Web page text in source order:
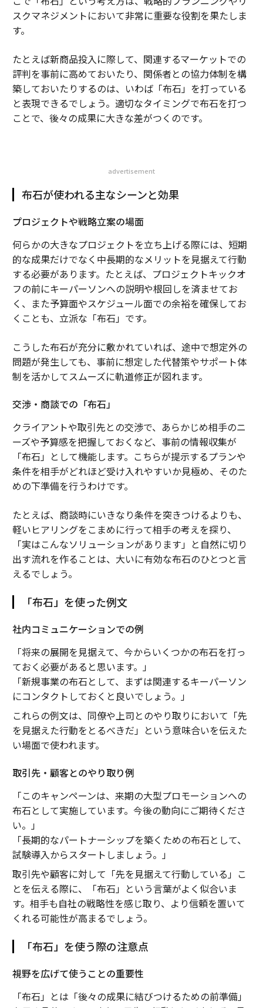
スクマネジメントにおいて非常に重要な役割を果たしま
す。
たとえば新商品投入に際して、関連するマーケットでの
評判を事前に高めておいたり、関係者との協力体制を構
築しておいたりするのは、いわば「布石」を打っている
と表現できるでしょう。適切なタイミングで布石を打つ
ことで、後々の成果に大きな差がつくのです。
advertisement
布石が使われる主なシーンと効果
プロジェクトや戦略立案の場面
何らかの大きなプロジェクトを立ち上げる際には、短期
的な成果だけでなく中長期的なメリットを見据えて行動
する必要があります。たとえば、プロジェクトキックオ
フの前にキーパーソンへの説明や根回しを済ませてお
く、また予算面やスケジュール面での余裕を確保してお
くことも、立派な「布石」です。
こうした布石が充分に敷かれていれば、途中で想定外の
問題が発生しても、事前に想定した代替策やサポート体
制を活かしてスムーズに軌道修正が図れます。
交渉・商談での「布石」
クライアントや取引先との交渉で、あらかじめ相手のニ
ーズや予算感を把握しておくなど、事前の情報収集が
「布石」として機能します。こちらが提示するプランや
条件を相手がどれほど受け入れやすいか見極め、そのた
めの下準備を行うわけです。
たとえば、商談時にいきなり条件を突きつけるよりも、
軽いヒアリングをこまめに行って相手の考えを探り、
「実はこんなソリューションがあります」と自然に切り
出す流れを作ることは、大いに有効な布石のひとつと言
えるでしょう。
「布石」を使った例文
社内コミュニケーションでの例
「将来の展開を見据えて、今からいくつかの布石を打っ
ておく必要があると思います。」
「新規事業の布石として、まずは関連するキーパーソン
にコンタクトしておくと良いでしょう。」
これらの例文は、同僚や上司とのやり取りにおいて「先
を見据えた行動をとるべきだ」という意味合いを伝えた
い場面で使われます。
取引先・顧客とのやり取り例
「このキャンペーンは、来期の大型プロモーションへの
布石として実施しています。今後の動向にご期待くださ
い。」
「長期的なパートナーシップを築くための布石として、
試験導入からスタートしましょう。」
取引先や顧客に対して「先を見据えて行動している」こ
とを伝える際に、「布石」という言葉がよく似合いま
す。相手も自社の戦略性を感じ取り、より信頼を置いて
くれる可能性が高まるでしょう。
「布石」を使う際の注意点
視野を広げて使うことの重要性
「布石」とは「後々の成果に結びつけるための前準備」